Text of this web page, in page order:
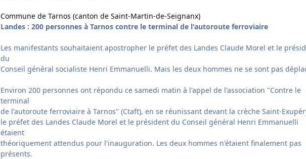
Commune de Tarnos (canton de Saint-Martin-de-Seignanx)
Landes : 200 personnes à Tarnos contre le terminal de l'autoroute ferroviaire
Les manifestants souhaitaient apostropher le préfet des Landes Claude Morel et le
du
Conseil général socialiste Henri Emmanuelli. Mais les deux hommes ne se sont pas
Environ 200 personnes ont répondu ce samedi matin à l'appel de l'association "Contre le
terminal
de l'autoroute ferroviaire à Tarnos" (Ctaft), en se réunissant devant la crèche Saint-
le préfet des Landes Claude Morel et le président du Conseil général Henri Emmanuelli
étaient
théoriquement attendus pour l'inauguration. Les deux hommes n'étaient finalement pas
présents.